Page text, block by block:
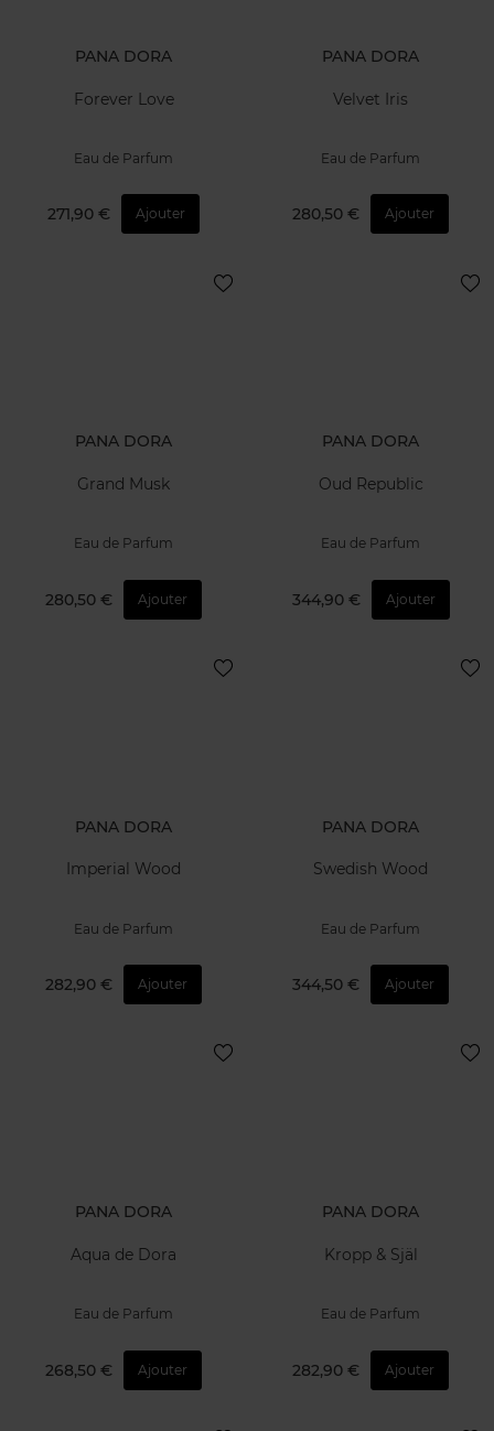
PANA DORA
Forever Love
Eau de Parfum
271,90 € Ajouter
PANA DORA
Velvet Iris
Eau de Parfum
280,50 € Ajouter
PANA DORA
Grand Musk
Eau de Parfum
280,50 € Ajouter
PANA DORA
Oud Republic
Eau de Parfum
344,90 € Ajouter
PANA DORA
Imperial Wood
Eau de Parfum
282,90 € Ajouter
PANA DORA
Swedish Wood
Eau de Parfum
344,50 € Ajouter
PANA DORA
Aqua de Dora
Eau de Parfum
268,50 € Ajouter
PANA DORA
Kropp & Själ
Eau de Parfum
282,90 € Ajouter